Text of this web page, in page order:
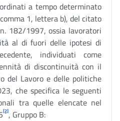
a tempo determinato
1, lettera b), del citato
182/1997, ossia lavoratori
al di fuori delle ipotesi di
individuati come
di discontinuità con il
del Lavoro e delle politiche
che specifica le seguenti
tra quelle elencate nel
[2], Gruppo B: